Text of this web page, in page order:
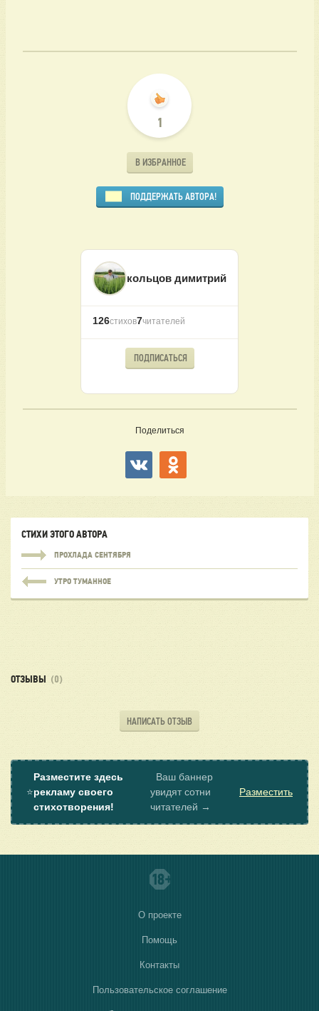
1
В ИЗБРАННОЕ
ПОДДЕРЖАТЬ АВТОРА!
кольцов димитрий
126стихов7читателей
ПОДПИСАТЬСЯ
Поделиться
СТИХИ ЭТОГО АВТОРА
ПРОХЛАДА СЕНТЯБРЯ
УТРО ТУМАННОЕ
ОТЗЫВЫ (0)
НАПИСАТЬ ОТЗЫВ
⭐
Разместите здесь
рекламу своего
стихотворения!
Ваш баннер
увидят сотни
читателей →
Разместить
О проекте
Помощь
Контакты
Пользовательское соглашение